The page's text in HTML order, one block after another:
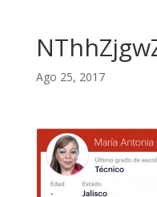
Ago 25, 2017